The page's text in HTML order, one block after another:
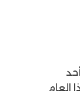
العام